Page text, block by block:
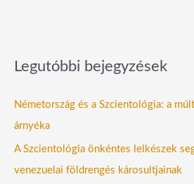
Legutóbbi bejegyzések
Németország és a Szcientológia: a
árnyéka
A Szcientológia önkéntes lelkészek
venezuelai földrengés károsultjainak